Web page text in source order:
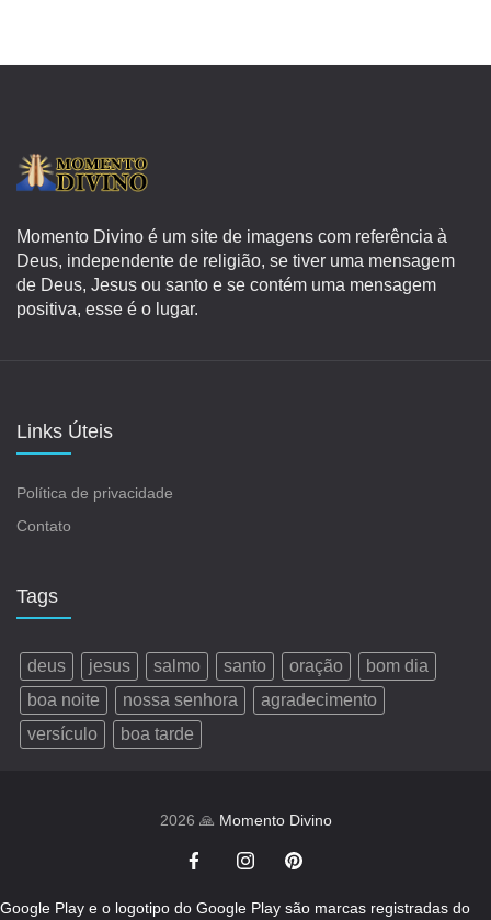
Momento Divino é um site de imagens com referência à
Deus, independente de religião, se tiver uma mensagem
de Deus, Jesus ou santo e se contém uma mensagem
positiva, esse é o lugar.
Links Úteis
Política de privacidade
Contato
Tags
deus jesus salmo santo oração
bom dia
boa noite
nossa senhora
agradecimento
versículo
boa tarde
2026 🙏 Momento Divino
Google Play e o logotipo do Google Play são marcas registradas do